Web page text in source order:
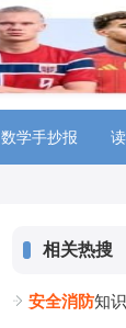
数学手抄报
相关热搜
安全消防知